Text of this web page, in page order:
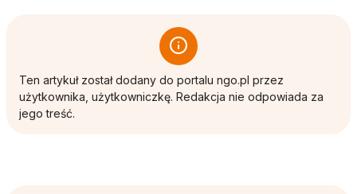
Ten artykuł został dodany do portalu ngo.pl przez
użytkownika, użytkowniczkę. Redakcja nie odpowiada za
jego treść.